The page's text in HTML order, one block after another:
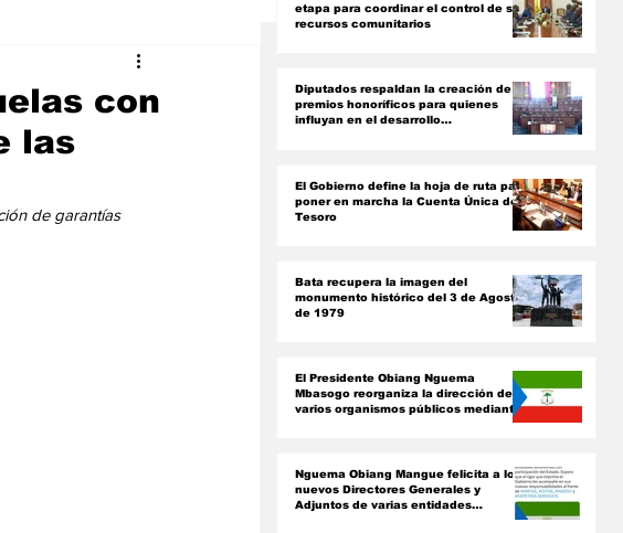
INTERIOR
con
las
de garantías
etapa para coordinar el control de sus
recursos comunitarios
Diputados respaldan la creación de
premios honoríficos para quienes
influyan en el desarrollo
El Gobierno define la hoja de ruta para
poner en marcha la Cuenta Única del
Tesoro
Bata recupera la imagen del
monumento histórico del 3 de Agosto
de 1979
El Presidente Obiang Nguema
Mbasogo reorganiza la dirección de
varios organismos públicos mediante
Nguema Obiang Mangue felicita a los
nuevos Directores Generales y
Adjuntos de varias entidades